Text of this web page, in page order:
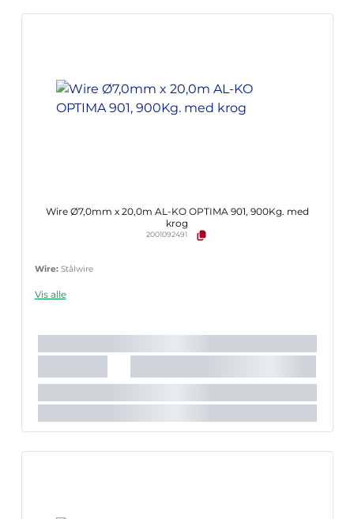
Wire Ø7,0mm x 20,0m AL-KO OPTIMA 901, 900Kg. med
krog
2001092491
Wire: Stålwire
Vis alle